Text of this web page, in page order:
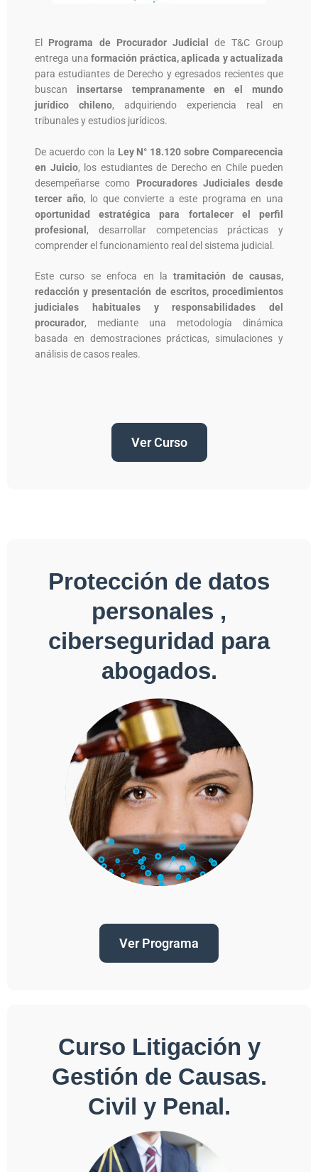
El Programa de Procurador Judicial
de T&C Group
entrega una formación práctica, aplicada y actualizada
para estudiantes de Derecho y egresados recientes que
buscan insertarse tempranamente en el mundo
jurídico chileno, adquiriendo experiencia real en
tribunales y estudios jurídicos.
De acuerdo con la Ley N° 18.120 sobre Comparecencia
en Juicio, los estudiantes de Derecho en Chile pueden
desempeñarse como Procuradores Judiciales desde
tercer año, lo que convierte a este programa en una
oportunidad estratégica para fortalecer el perfil
profesional, desarrollar competencias prácticas y
comprender el funcionamiento real del sistema judicial.
Este curso se enfoca en latramitación de causas,
redacción y presentación de escritos, procedimientos
judiciales habituales y responsabilidades del
procurador, mediante una metodología dinámica
basada en demostraciones prácticas, simulaciones y
análisis de casos reales.
Ver Curso
Protección de datos
personales ,
ciberseguridad para
abogados.
Ver Programa
Curso Litigación y
Gestión de Causas.
Civil y Penal.